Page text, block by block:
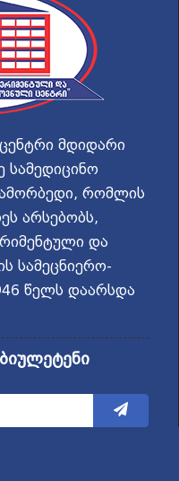
მდიდარი
სამედიცინო
რომლის
არსებობს,
და
სამეცნიერო-
წელს დაარსდა